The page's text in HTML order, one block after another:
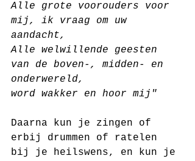
Alle grote voorouders voor
mij, ik vraag om uw
aandacht,
Alle welwillende geesten
van de boven-, midden- en
onderwereld,
word wakker en hoor mij"
Daarna kun je zingen of
erbij drummen of ratelen
bij je heilswens, en kun je